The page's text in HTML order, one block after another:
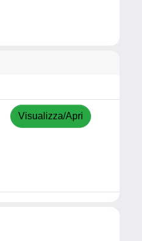
Visualizza/Apri